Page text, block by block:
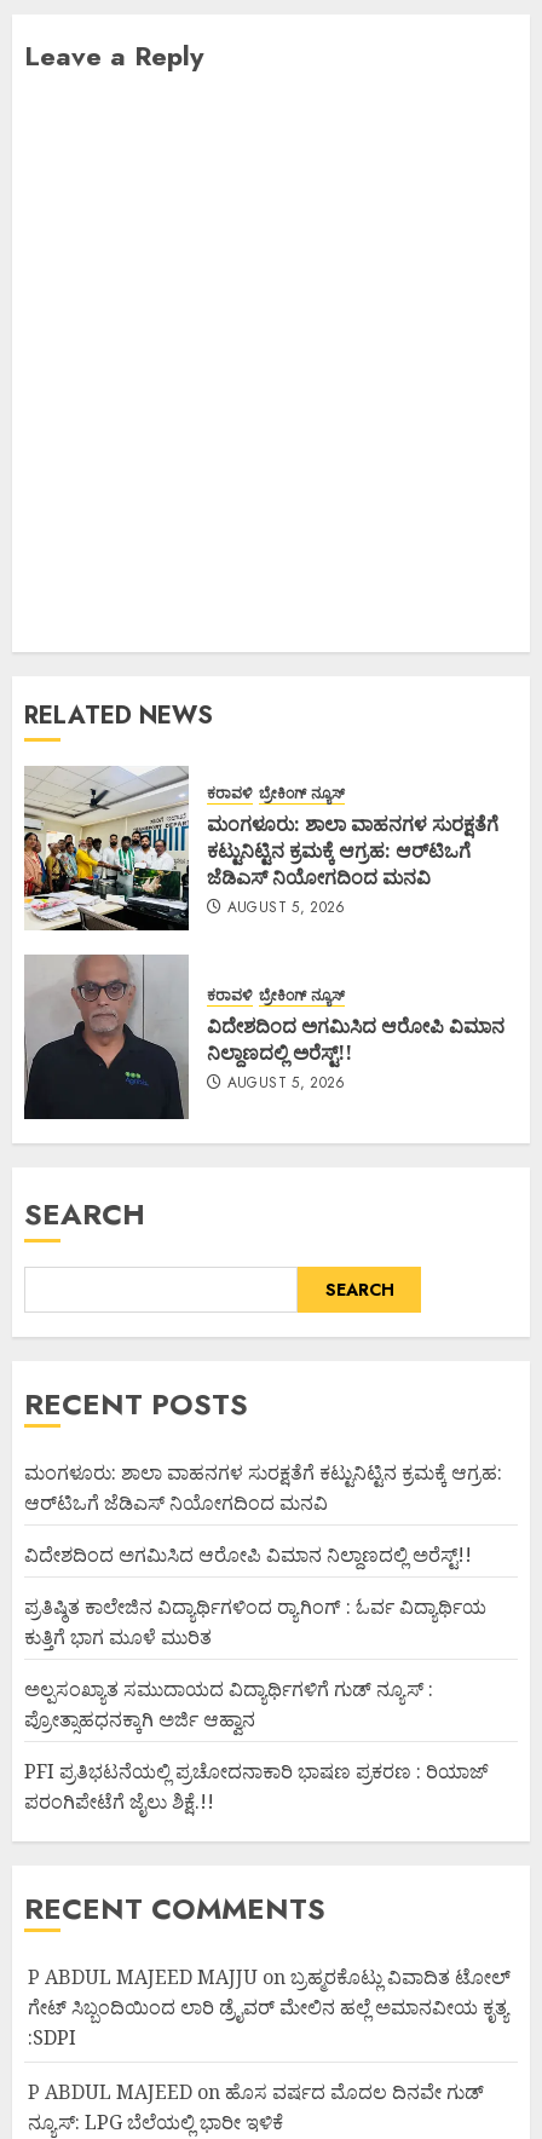
Leave a Reply
RELATED NEWS
ಕರಾವಳಿ ಬ್ರೇಕಿಂಗ್ ನ್ಯೂಸ್
ಮಂಗಳೂರು: ಶಾಲಾ ವಾಹನಗಳ ಸುರಕ್ಷತೆಗೆ
ಕಟ್ಟುನಿಟ್ಟಿನ ಕ್ರಮಕ್ಕೆ ಆಗ್ರಹ: ಆರ್‌ಟಿಒಗೆ
ಜೆಡಿಎಸ್ ನಿಯೋಗದಿಂದ ಮನವಿ
AUGUST 5, 2026
ಕರಾವಳಿ ಬ್ರೇಕಿಂಗ್ ನ್ಯೂಸ್
ವಿದೇಶದಿಂದ ಅಗಮಿಸಿದ ಆರೋಪಿ ವಿಮಾನ
ನಿಲ್ದಾಣದಲ್ಲಿ ಅರೆಸ್ಟ್‌!!
AUGUST 5, 2026
SEARCH
SEARCH
RECENT POSTS
ಮಂಗಳೂರು: ಶಾಲಾ ವಾಹನಗಳ ಸುರಕ್ಷತೆಗೆ ಕಟ್ಟುನಿಟ್ಟಿನ ಕ್ರಮಕ್ಕೆ ಆಗ್ರಹ:
ಆರ್‌ಟಿಒಗೆ ಜೆಡಿಎಸ್ ನಿಯೋಗದಿಂದ ಮನವಿ
ವಿದೇಶದಿಂದ ಅಗಮಿಸಿದ ಆರೋಪಿ ವಿಮಾನ ನಿಲ್ದಾಣದಲ್ಲಿ ಅರೆಸ್ಟ್‌!!
ಪ್ರತಿಷ್ಠಿತ ಕಾಲೇಜಿನ ವಿದ್ಯಾರ್ಥಿಗಳಿಂದ ರ‍್ಯಾಗಿಂಗ್ : ಓರ್ವ ವಿದ್ಯಾರ್ಥಿಯ
ಕುತ್ತಿಗೆ ಭಾಗ ಮೂಳೆ ಮುರಿತ
ಅಲ್ಪಸಂಖ್ಯಾತ ಸಮುದಾಯದ ವಿದ್ಯಾರ್ಥಿಗಳಿಗೆ ಗುಡ್ ನ್ಯೂಸ್ :
ಪ್ರೋತ್ಸಾಹಧನಕ್ಕಾಗಿ ಅರ್ಜಿ ಆಹ್ವಾನ
PFI ಪ್ರತಿಭಟನೆಯಲ್ಲಿ ಪ್ರಚೋದನಾಕಾರಿ ಭಾಷಣ ಪ್ರಕರಣ : ರಿಯಾಜ್
ಪರಂಗಿಪೇಟೆಗೆ ಜೈಲು ಶಿಕ್ಷೆ.!!
RECENT COMMENTS
P ABDUL MAJEED MAJJU onಬ್ರಹ್ಮರಕೊಟ್ಲು ವಿವಾದಿತ ಟೋಲ್
ಗೇಟ್ ಸಿಬ್ಬಂದಿಯಿಂದ ಲಾರಿ ಡ್ರೈವರ್ ಮೇಲಿನ ಹಲ್ಲೆ ಅಮಾನವೀಯ ಕೃತ್ಯ
:SDPI
P ABDUL MAJEED on ಹೊಸ ವರ್ಷದ ಮೊದಲ ದಿನವೇ ಗುಡ್
ನ್ಯೂಸ್: LPG ಬೆಲೆಯಲ್ಲಿ ಭಾರೀ ಇಳಿಕೆ